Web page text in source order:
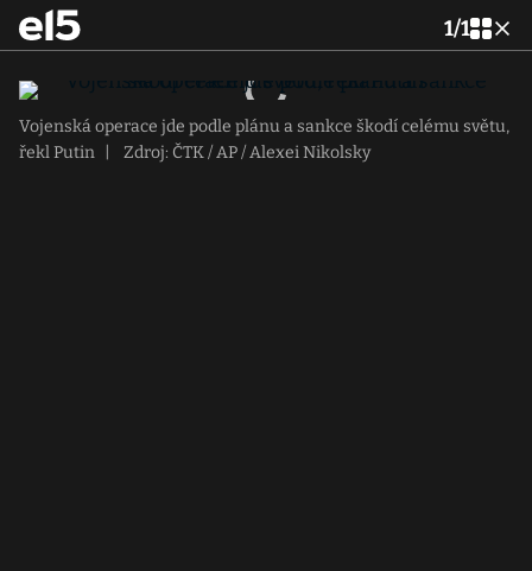
1/1
Vojenská operace jde podle plánu a sankce škodí celému světu,
řekl Putin
Zdroj: ČTK / AP / Alexei Nikolsky